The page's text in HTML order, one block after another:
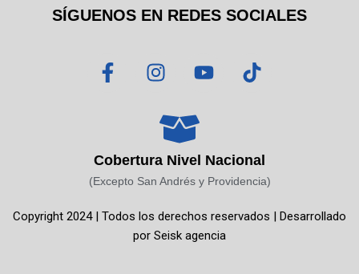
SÍGUENOS EN REDES SOCIALES
F
a
o
o
-
I
n
t
a
g
r
m
Y
o
b
e
T
i
k
Cobertura Nivel Nacional
(Excepto San Andrés y Providencia)
Copyright 2024 | Todos los derechos reservados | Desarrollado
por Seisk agencia